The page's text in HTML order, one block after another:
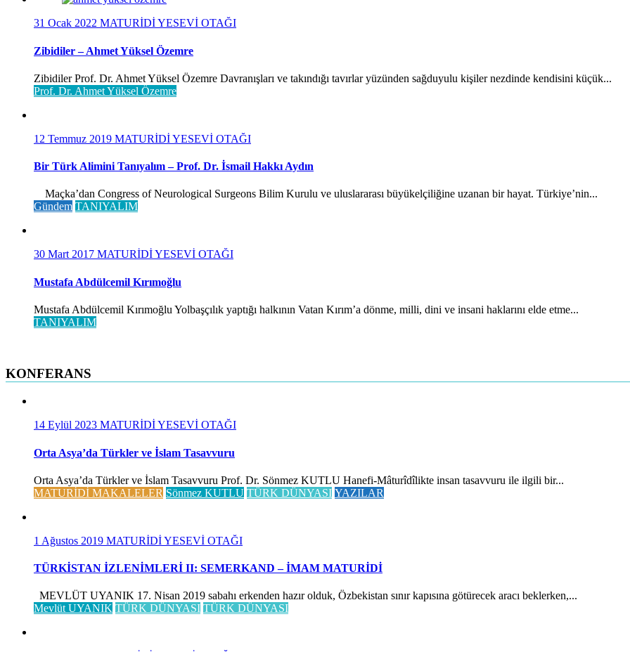
31 Ocak 2022 MATURİDİ YESEVİ OTAĞI
Zibidiler – Ahmet Yüksel Özemre
Zibidiler Prof. Dr. Ahmet Yüksel Özemre Davranışları ve takındığı tavırlar yüzünden sağduyulu kişiler nezdinde kendisini küçük...
Prof. Dr. Ahmet Yüksel Özemre
12 Temmuz 2019 MATURİDİ YESEVİ OTAĞI
Bir Türk Alimini Tanıyalım – Prof. Dr. İsmail Hakkı Aydın
Maçka’dan Congress of Neurological Surgeons Bilim Kurulu ve uluslararası büyükelçiliğine uzanan bir hayat. Türkiye’nin...
Gündem TANIYALIM
30 Mart 2017 MATURİDİ YESEVİ OTAĞI
Mustafa Abdülcemil Kırımoğlu
Mustafa Abdülcemil Kırımoğlu Yolbaşçılık yaptığı halkının Vatan Kırım’a dönme, milli, dini ve insani haklarını elde etme...
TANIYALIM
KONFERANS
14 Eylül 2023 MATURİDİ YESEVİ OTAĞI
Orta Asya’da Türkler ve İslam Tasavvuru
Orta Asya’da Türkler ve İslam Tasavvuru Prof. Dr. Sönmez KUTLU Hanefi-Mâturîdîlikte insan tasavvuru ile ilgili bir...
MATURİDİ MAKALELER Sönmez KUTLU TÜRK DÜNYASI YAZILAR
1 Ağustos 2019 MATURİDİ YESEVİ OTAĞI
TÜRKİSTAN İZLENİMLERİ II: SEMERKAND – İMAM MATURİDİ
MEVLÜT UYANIK 17. Nisan 2019 sabahı erkenden hazır olduk, Özbekistan sınır kapısına götürecek aracı beklerken,...
Mevlüt UYANIK TÜRK DÜNYASI TÜRK DÜNYASI